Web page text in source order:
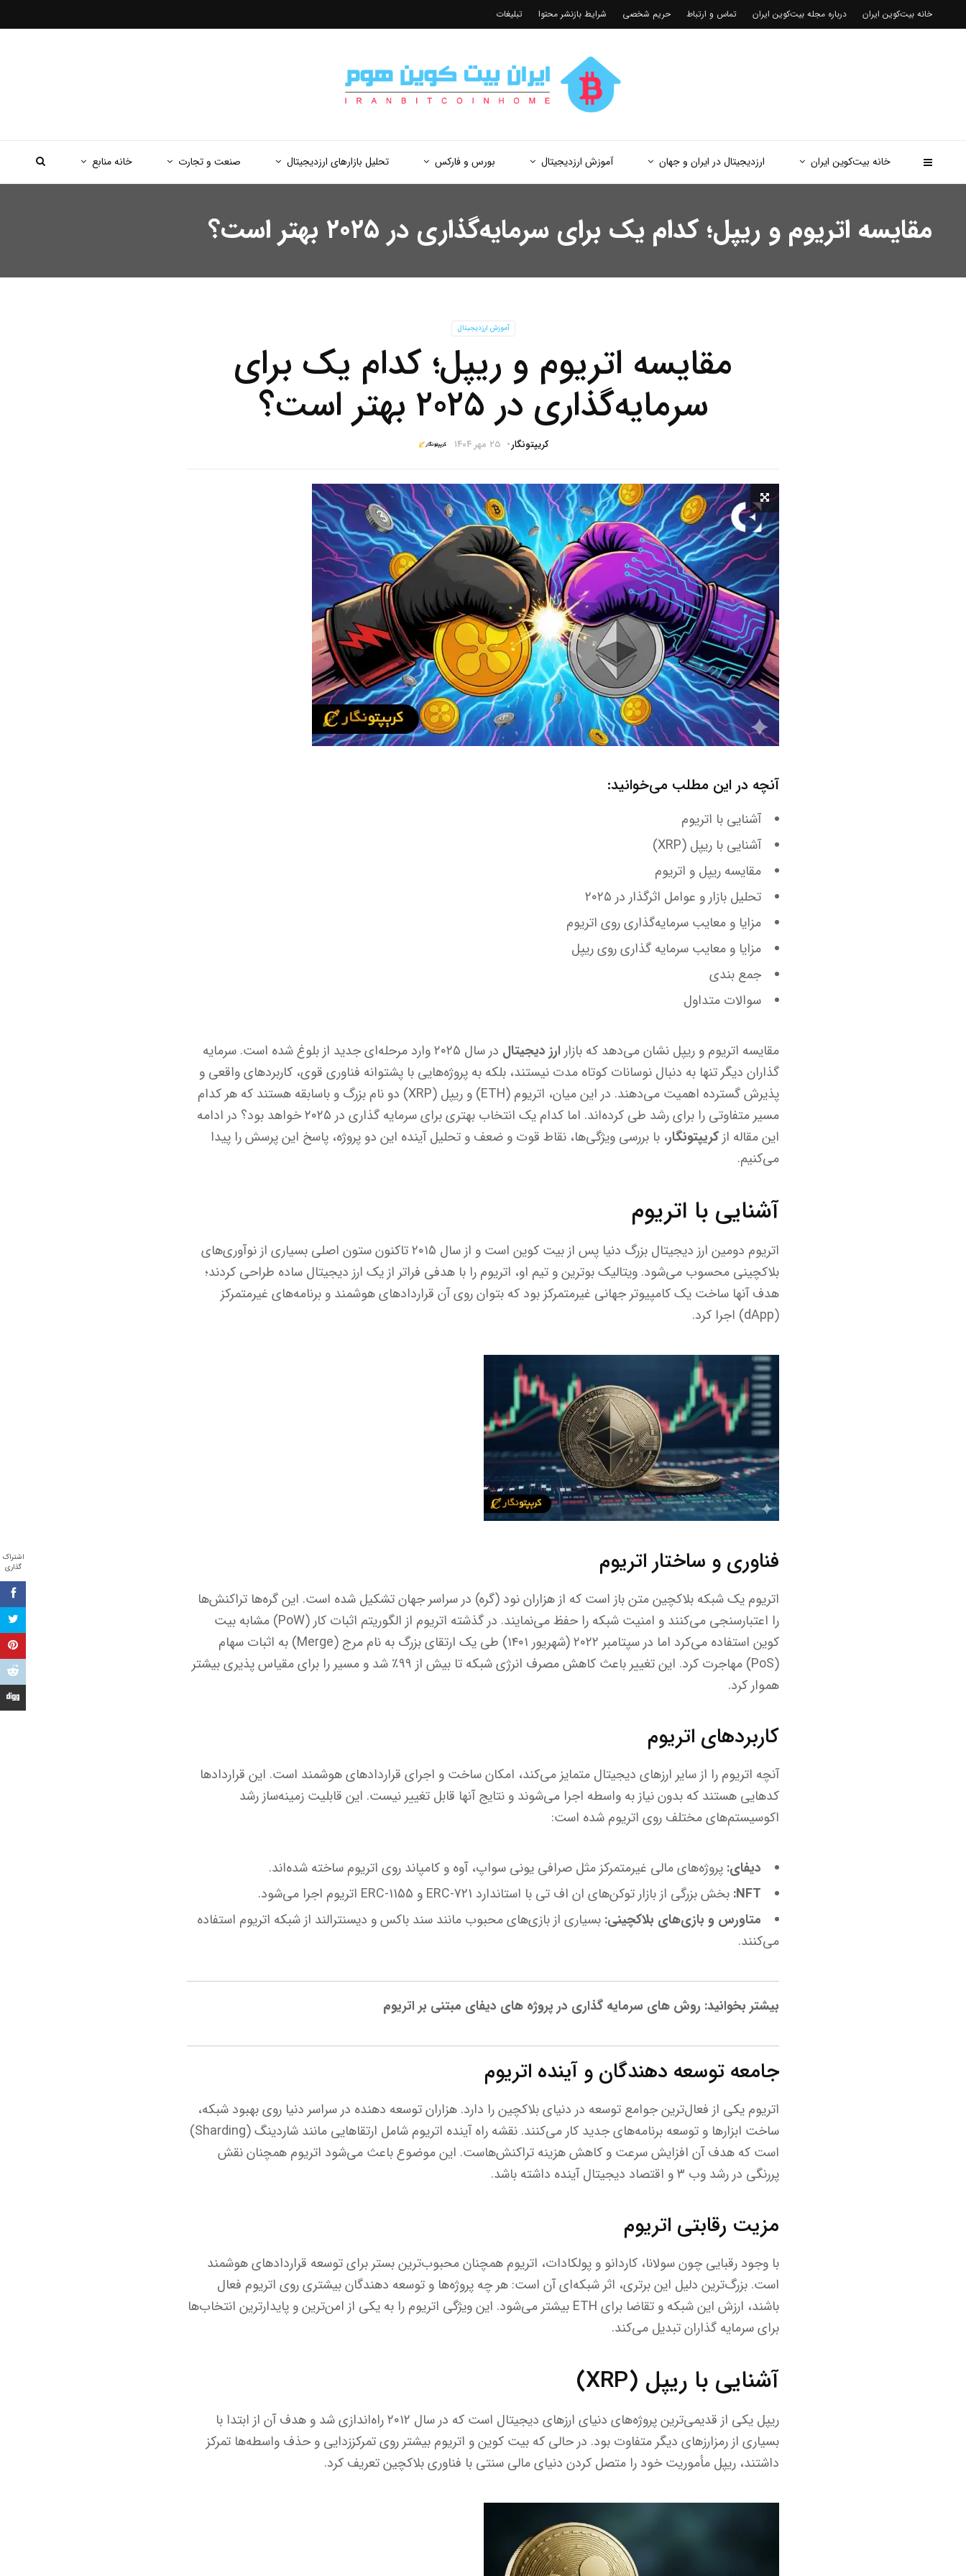
خانه بیت‌کوین ایران ارزدیجیتال در ایران و جهان آموزش ارزدیجیتال بورس و فارکس تحلیل بازارهای ارزدیجیتال صنعت و تجارت خانه منابع
خانه بیت‌کوین ایران درباره مجله بیت‌کوین ایران تماس و ارتباط حریم شخصی شرایط بازنشر محتوا تبلیغات
مقایسه اتریوم و ریپل؛ کدام یک برای سرمایه‌گذاری در ۲۰۲۵ بهتر است؟
آموزش ارزدیجیتال
مقایسه اتریوم و ریپل؛ کدام یک برای
سرمایه‌گذاری در ۲۰۲۵ بهتر است؟
کریپتونگار ۲۵ مهر ۱۴۰۴
اشتراک
گذاری
آنچه در این مطلب می‌خوانید:
آشنایی با اتریوم
آشنایی با ریپل (XRP)
مقایسه ریپل و اتریوم
تحلیل بازار و عوامل اثرگذار در ۲۰۲۵
مزایا و معایب سرمایه‌گذاری روی اتریوم
مزایا و معایب سرمایه گذاری روی ریپل
جمع بندی
سوالات متداول
مقایسه اتریوم و ریپل نشان می‌دهد که بازار ارز دیجیتال
در سال ۲۰۲۵ وارد مرحله‌ای جدید از بلوغ شده است. سرمایه
گذاران دیگر تنها به دنبال نوسانات کوتاه مدت نیستند، بلکه به پروژه‌هایی با پشتوانه فناوری قوی، کاربردهای واقعی و
پذیرش گسترده اهمیت می‌دهند. در این میان، اتریوم (ETH) و ریپل (XRP) دو نام بزرگ و باسابقه هستند که هر کدام
مسیر متفاوتی را برای رشد طی کرده‌اند. اما کدام یک انتخاب بهتری برای سرمایه گذاری در ۲۰۲۵ خواهد بود؟ در ادامه
این مقاله ازکریپتونگار، با بررسی ویژگی‌ها، نقاط قوت و ضعف و تحلیل آینده این دو پروژه، پاسخ این پرسش را پیدا
می‌کنیم.
آشنایی با اتریوم
اتریوم دومین ارز دیجیتال بزرگ دنیا پس از بیت کوین است و از سال ۲۰۱۵ تاکنون ستون اصلی بسیاری از نوآوری‌های
بلاکچینی محسوب می‌شود. ویتالیک بوترین و تیم او، اتریوم را با هدفی فراتر از یک ارز دیجیتال ساده طراحی کردند؛
هدف آنها ساخت یک کامپیوتر جهانی غیرمتمرکز بود که بتوان روی آن قراردادهای هوشمند و برنامه‌های غیرمتمرکز
(dApp) اجرا کرد.
فناوری و ساختار اتریوم
اتریوم یک شبکه بلاکچین متن باز است که از هزاران نود (گره) در سراسر جهان تشکیل شده است. این گره‌ها تراکنش‌ها
را اعتبارسنجی می‌کنند و امنیت شبکه را حفظ می‌نمایند. در گذشته اتریوم از الگوریتم اثبات کار (PoW) مشابه بیت
کوین استفاده می‌کرد اما در سپتامبر ۲۰۲۲ (شهریور ۱۴۰۱) طی یک ارتقای بزرگ به نام مرج (Merge) به اثبات سهام
(PoS) مهاجرت کرد. این تغییر باعث کاهش مصرف انرژی شبکه تا بیش از ۹۹٪ شد و مسیر را برای مقیاس پذیری بیشتر
هموار کرد.
کاربردهای اتریوم
آنچه اتریوم را از سایر ارزهای دیجیتال متمایز می‌کند، امکان ساخت و اجرای قراردادهای هوشمند است. این قراردادها
کدهایی هستند که بدون نیاز به واسطه اجرا می‌شوند و نتایج آنها قابل تغییر نیست. این قابلیت زمینه‌ساز رشد
اکوسیستم‌های مختلف روی اتریوم شده است:
دیفای: پروژه‌های مالی غیرمتمرکز مثل صرافی یونی سواپ، آوه و کامپاند روی اتریوم ساخته شده‌اند.
NFT: بخش بزرگی از بازار توکن‌های ان اف تی با استاندارد ERC-721 و ERC-1155 اتریوم اجرا می‌شود.
متاورس و بازی‌های بلاکچینی: بسیاری از بازی‌های محبوب مانند سند باکس و دیسنترالند از شبکه اتریوم استفاده
می‌کنند.
بیشتر بخوانید: روش های سرمایه گذاری در پروژه‌ های دیفای مبتنی بر اتریوم
جامعه توسعه دهندگان و آینده اتریوم
اتریوم یکی از فعال‌ترین جوامع توسعه در دنیای بلاکچین را دارد. هزاران توسعه دهنده در سراسر دنیا روی بهبود شبکه،
ساخت ابزارها و توسعه برنامه‌های جدید کار می‌کنند. نقشه راه آینده اتریوم شامل ارتقاهایی مانند شاردینگ (Sharding)
است که هدف آن افزایش سرعت و کاهش هزینه تراکنش‌هاست. این موضوع باعث می‌شود اتریوم همچنان نقش
پررنگی در رشد وب ۳ و اقتصاد دیجیتال آینده داشته باشد.
مزیت رقابتی اتریوم
با وجود رقبایی چون سولانا، کاردانو و پولکادات، اتریوم همچنان محبوب‌ترین بستر برای توسعه قراردادهای هوشمند
است. بزرگ‌ترین دلیل این برتری، اثر شبکه‌ای آن است: هر چه پروژه‌ها و توسعه دهندگان بیشتری روی اتریوم فعال
باشند، ارزش این شبکه و تقاضا برای ETH بیشتر می‌شود. این ویژگی اتریوم را به یکی از امن‌ترین و پایدارترین انتخاب‌ها
برای سرمایه گذاران تبدیل می‌کند.
آشنایی با ریپل (XRP)
ریپل یکی از قدیمی‌ترین پروژه‌های دنیای ارزهای دیجیتال است که در سال ۲۰۱۲ راه‌اندازی شد و هدف آن از ابتدا با
بسیاری از رمزارزهای دیگر متفاوت بود. در حالی که بیت کوین و اتریوم بیشتر روی تمرکززدایی و حذف واسطه‌ها تمرکز
داشتند، ریپل مأموریت خود را متصل کردن دنیای مالی سنتی با فناوری بلاکچین تعریف کرد.